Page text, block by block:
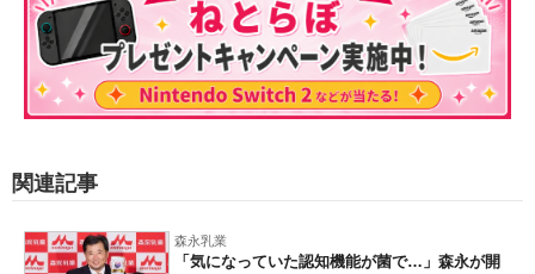
関連記事
森永乳業
「気になっていた認知機能が菌で…」森永が開